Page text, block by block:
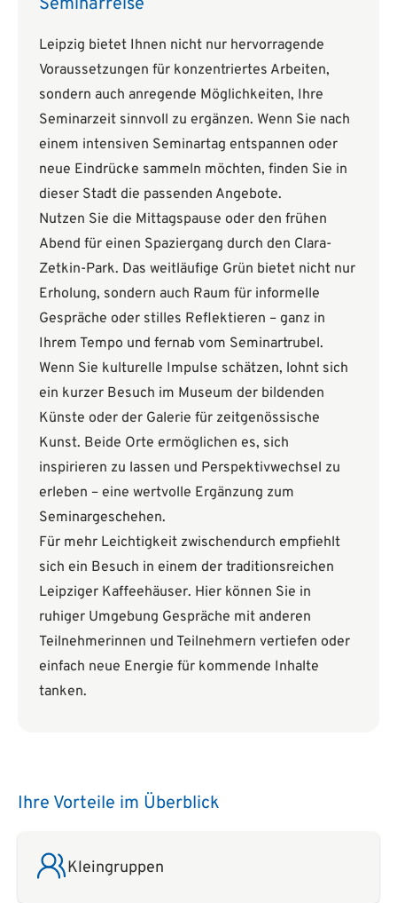
Leipzig bietet Ihnen nicht nur hervorragende
Voraussetzungen für konzentriertes Arbeiten,
sondern auch anregende Möglichkeiten, Ihre
Seminarzeit sinnvoll zu ergänzen. Wenn Sie nach
einem intensiven Seminartag entspannen oder
neue Eindrücke sammeln möchten, finden Sie in
dieser Stadt die passenden Angebote.
Nutzen Sie die Mittagspause oder den frühen
Abend für einen Spaziergang durch den Clara-
Zetkin-Park. Das weitläufige Grün bietet nicht nur
Erholung, sondern auch Raum für informelle
Gespräche oder stilles Reflektieren – ganz in
Ihrem Tempo und fernab vom Seminartrubel.
Wenn Sie kulturelle Impulse schätzen, lohnt sich
ein kurzer Besuch im Museum der bildenden
Künste oder der Galerie für zeitgenössische
Kunst. Beide Orte ermöglichen es, sich
inspirieren zu lassen und Perspektivwechsel zu
erleben – eine wertvolle Ergänzung zum
Seminargeschehen.
Für mehr Leichtigkeit zwischendurch empfiehlt
sich ein Besuch in einem der traditionsreichen
Leipziger Kaffeehäuser. Hier können Sie in
ruhiger Umgebung Gespräche mit anderen
Teilnehmerinnen und Teilnehmern vertiefen oder
einfach neue Energie für kommende Inhalte
tanken.
Ihre Vorteile im Überblick
Kleingruppen